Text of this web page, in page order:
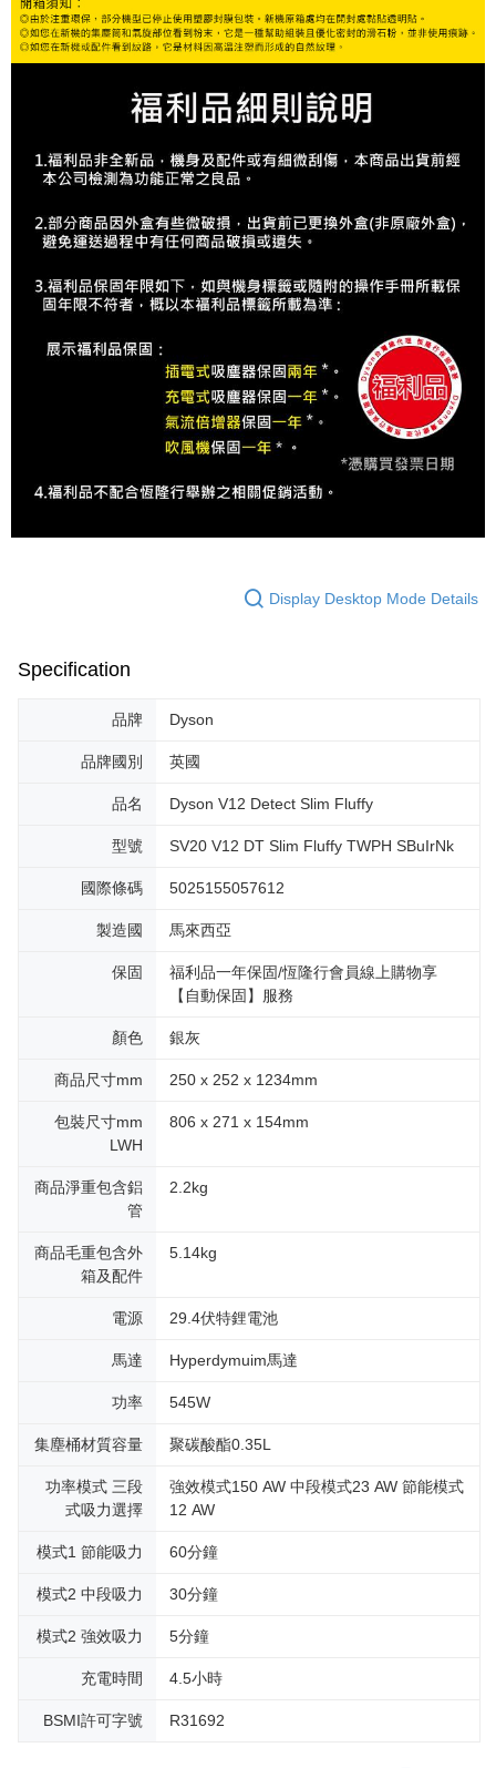
Display Desktop Mode Details
Specification
品牌 Dyson
品牌國別 英國
品名 Dyson V12 Detect Slim Fluffy
型號 SV20 V12 DT Slim Fluffy TWPH SBuIrNk
國際條碼 5025155057612
製造國 馬來西亞
保固
福利品一年保固/恆隆行會員線上購物享
【自動保固】服務
顏色 銀灰
商品尺寸mm 250 x 252 x 1234mm
包裝尺寸mm
LWH
806 x 271 x 154mm
商品淨重包含鋁
管
2.2kg
商品毛重包含外
箱及配件
5.14kg
電源 29.4伏特鋰電池
馬達 Hyperdymuim馬達
功率 545W
集塵桶材質容量 聚碳酸酯0.35L
功率模式 三段
式吸力選擇
強效模式150 AW 中段模式23 AW 節能模式
12 AW
模式1 節能吸力 60分鐘
模式2 中段吸力 30分鐘
模式2 強效吸力 5分鐘
充電時間 4.5小時
BSMI許可字號 R31692